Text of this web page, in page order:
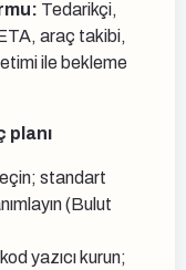
Tedarikçi,
araç takibi,
ile bekleme
planı
standart
(Bulut
yazıcı kurun;